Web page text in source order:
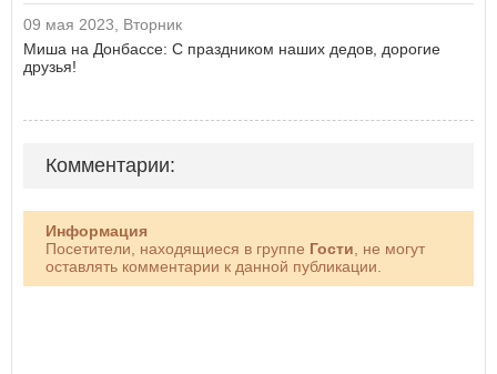
09 мая 2023, Вторник
Миша на Донбассе: С праздником наших дедов, дорогие
друзья!
Комментарии:
Информация
Посетители, находящиеся в группе Гости , не могут
оставлять комментарии к данной публикации.